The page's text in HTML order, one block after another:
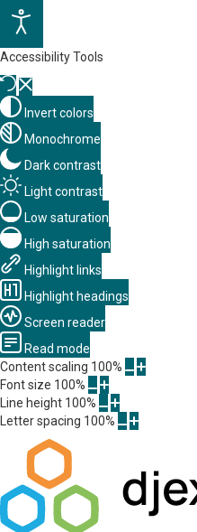
Accessibility Tools
Invert colors
Monochrome
Dark contrast
Light contrast
Low saturation
High saturation
Highlight links
Highlight headings
Screen reader
Read mode
Content scaling 100%
Font size 100%
Line height 100%
Letter spacing 100%